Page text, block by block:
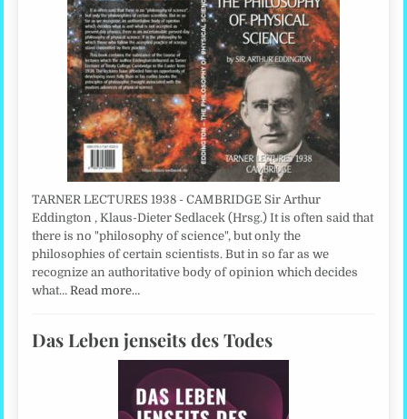
TARNER LECTURES 1938 - CAMBRIDGE Sir Arthur
Eddington , Klaus-Dieter Sedlacek (Hrsg.) It is often said that
there is no "philosophy of science", but only the
philosophies of certain scientists. But in so far as we
recognize an authoritative body of opinion which decides
what…Read more…
Das Leben jenseits des Todes